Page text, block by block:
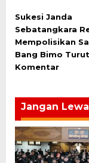
Sukesi Janda
Sebatangkara
Mempolisikan
Bang Bimo Turut
Komentar
Jangan